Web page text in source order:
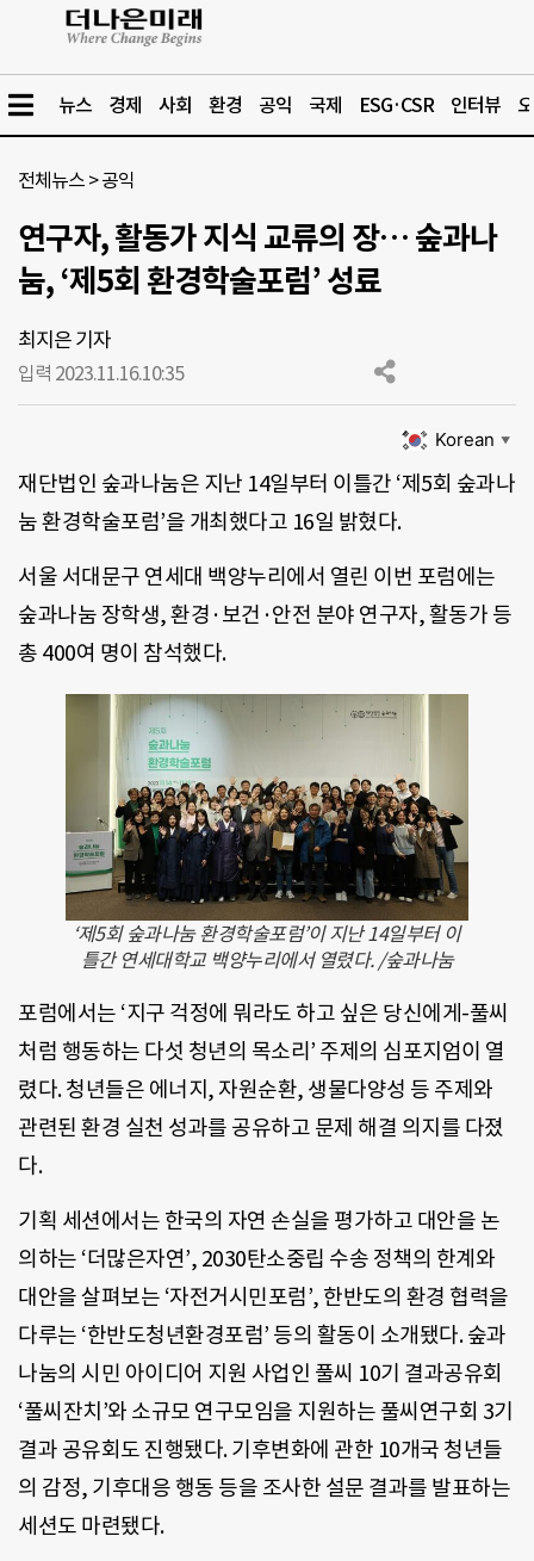
뉴스 경제 사회 환경 공익 국제 ESG·CSR 인터뷰
전체뉴스 >공익
연구자, 활동가 지식 교류의 장… 숲과나
눔, ‘제5회 환경학술포럼’ 성료
최지은 기자
입력 2023.11.16.10:35
Korean ▼
재단법인 숲과나눔은 지난 14일부터 이틀간 ‘제5회 숲과나
눔 환경학술포럼’을 개최했다고 16일 밝혔다.
서울 서대문구 연세대 백양누리에서 열린 이번 포럼에는
숲과나눔 장학생, 환경·보건·안전 분야 연구자, 활동가 등
총 400여 명이 참석했다.
‘제5회 숲과나눔 환경학술포럼’이 지난 14일부터 이
틀간 연세대학교 백양누리에서 열렸다. /숲과나눔
포럼에서는 ‘지구 걱정에 뭐라도 하고 싶은 당신에게-풀씨
처럼 행동하는 다섯 청년의 목소리’ 주제의 심포지엄이 열
렸다. 청년들은 에너지, 자원순환, 생물다양성 등 주제와
관련된 환경 실천 성과를 공유하고 문제 해결 의지를 다졌
다.
기획 세션에서는 한국의 자연 손실을 평가하고 대안을 논
의하는 ‘더많은자연’, 2030탄소중립 수송 정책의 한계와
대안을 살펴보는 ‘자전거시민포럼’, 한반도의 환경 협력을
다루는 ‘한반도청년환경포럼’ 등의 활동이 소개됐다. 숲과
나눔의 시민 아이디어 지원 사업인 풀씨 10기 결과공유회
‘풀씨잔치’와 소규모 연구모임을 지원하는 풀씨연구회 3기
결과 공유회도 진행됐다. 기후변화에 관한 10개국 청년들
의 감정, 기후대응 행동 등을 조사한 설문 결과를 발표하는
세션도 마련됐다.